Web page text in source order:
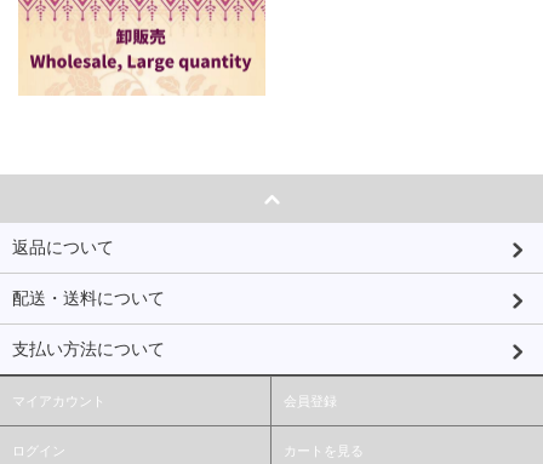
返品について
配送・送料について
支払い方法について
マイアカウント 会員登録
ログイン カートを見る